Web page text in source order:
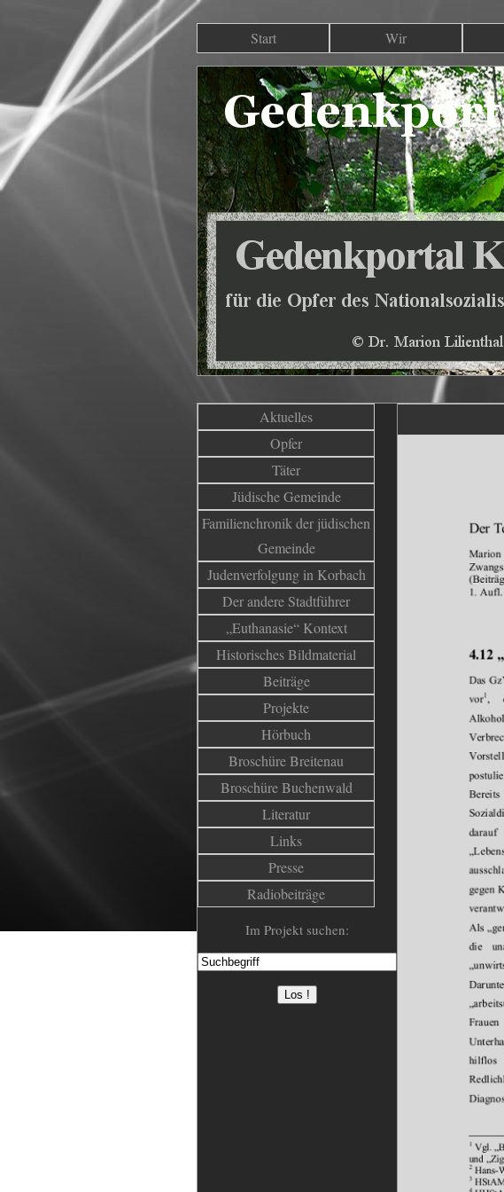
Start Wir
Aktuelles
Opfer
Täter
Jüdische Gemeinde
Familienchronik der jüdischen
Gemeinde
Judenverfolgung in Korbach
Der andere Stadtführer
„Euthanasie“ Kontext
Historisches Bildmaterial
Beiträge
Projekte
Hörbuch
Broschüre Breitenau
Broschüre Buchenwald
Literatur
Links
Presse
Radiobeiträge
Im Projekt suchen: